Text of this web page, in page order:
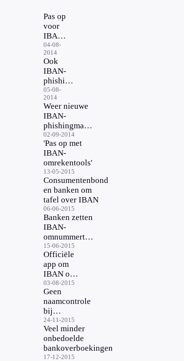
Pas op
voor
IBAN-
fraude
04-08-
2014
Ook
IBAN-
phishing
uit naam
van
ABN
05-08-
2014
Weer nieuwe
IBAN-
phishingmails
in omloop
02-09-2014
'Pas op met
IBAN-
omrekentools'
13-05-2015
Consumentenbond
en banken om
tafel over IBAN
06-06-2015
Banken zetten
IBAN-
omnummertool
weer online
15-06-2015
Officiële
app om
IBAN om
te rekenen
gelanceerd
03-08-2015
Geen
naamcontrole
bij
overboeking
geld
24-11-2015
Veel minder
onbedoelde
bankoverboekingen
17-12-2015